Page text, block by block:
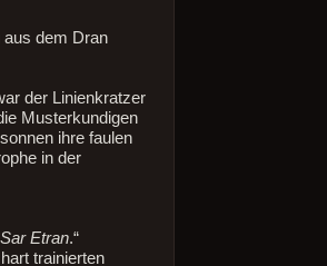
aus dem Dran
der Linienkratzer
Musterkundigen
ihre faulen
in der
Etran.“
trainierten